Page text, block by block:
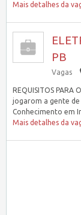
Mais detalhes da
PB
Vagas
REQUISITOS
jogarom a gente
Conhecimento em
Mais detalhes da